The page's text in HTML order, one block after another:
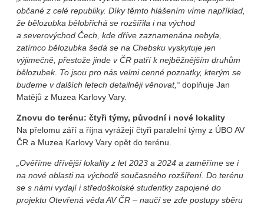
občané z celé republiky. Díky těmto hlášením víme například,
že bělozubka bělobřichá se rozšířila i na východ
a severovýchod Čech, kde dříve zaznamenána nebyla,
zatímco bělozubka šedá se na Chebsku vyskytuje jen
výjimečně, přestože jinde v ČR patří k nejběžnějším druhům
bělozubek. To jsou pro nás velmi cenné poznatky, kterým se
budeme v dalších letech detailněji věnovat,“ doplňuje Jan
Matějů z Muzea Karlovy Vary.
Znovu do terénu: čtyři týmy, původní i nové lokality
Na přelomu září a října vyrážejí čtyři paralelní týmy z ÚBO AV
ČR a Muzea Karlovy Vary opět do terénu.
„Ověříme dřívější lokality z let 2023 a 2024 a zaměříme se i
na nové oblasti na východě současného rozšíření. Do terénu
se s námi vydají i středoškolské studentky zapojené do
projektu Otevřená věda AV ČR – naučí se zde postupy sběru